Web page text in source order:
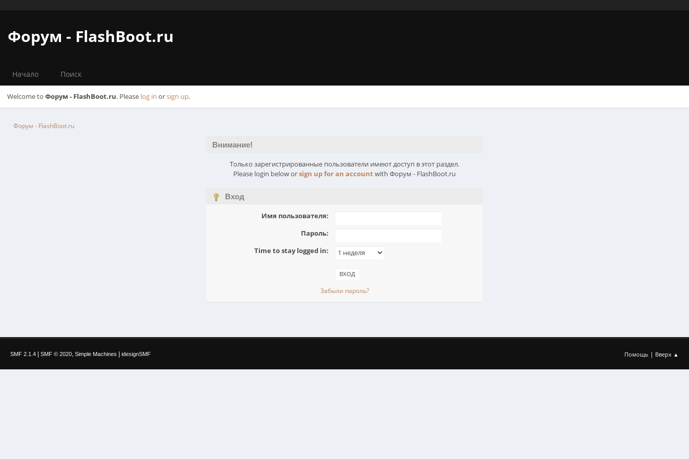
Форум - FlashBoot.ru
Начало Поиск
Welcome to Форум - FlashBoot.ru. Please log in orsign up.
Форум - FlashBoot.ru
Внимание!
Только зарегистрированные пользователи имеют доступ в этот раздел.
Please login below orsign up for an accountwith Форум - FlashBoot.ru
Вход
Имя пользователя:
Пароль:
Time to stay logged in:
Забыли пароль?
Помощь | Вверх ▲
SMF 2.1.4 SMF © 2020, Simple Machines idesignSMF